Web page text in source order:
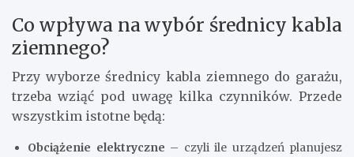
Co wpływa na wybór średnicy kabla
ziemnego?
Przy wyborze średnicy kabla ziemnego do garażu,
trzeba wziąć pod uwagę kilka czynników. Przede
wszystkim istotne będą:
Obciążenie elektryczne – czyli ile urządzeń planujesz